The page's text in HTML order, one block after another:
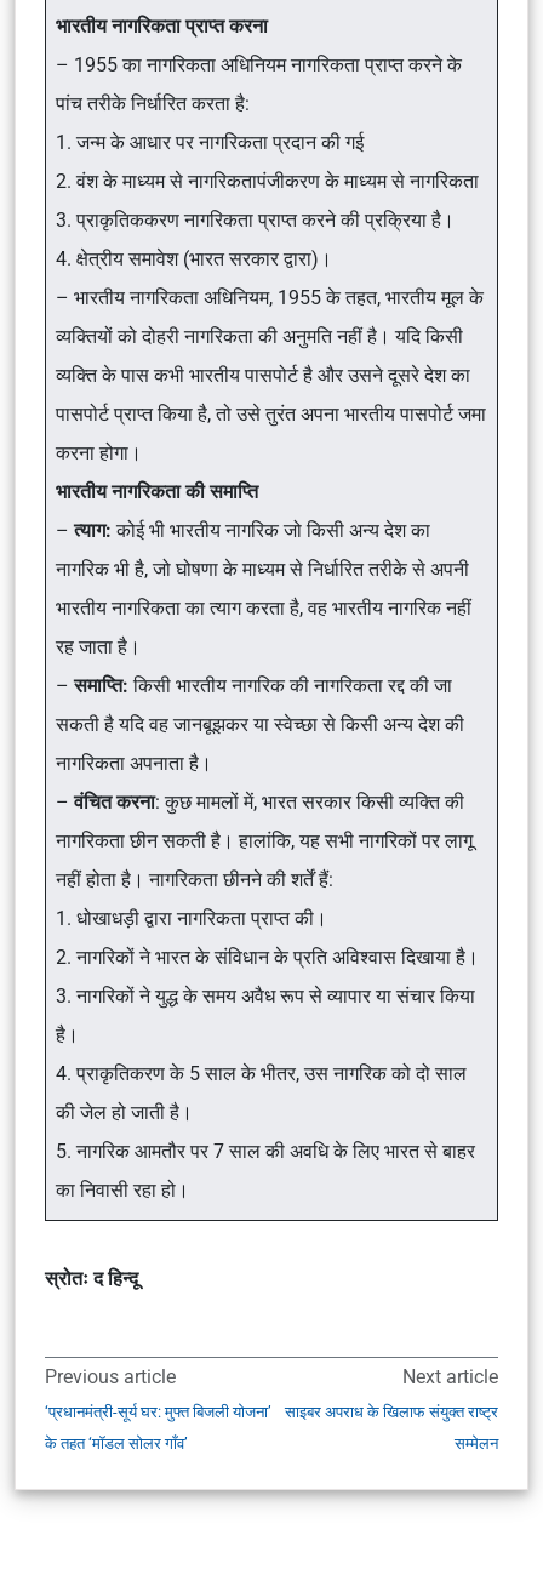
भारतीय नागरिकता प्राप्त करना
– 1955 का नागरिकता अधिनियम नागरिकता प्राप्त करने के
पांच तरीके निर्धारित करता है:
1. जन्म के आधार पर नागरिकता प्रदान की गई
2. वंश के माध्यम से नागरिकतापंजीकरण के माध्यम से नागरिकता
3. प्राकृतिककरण नागरिकता प्राप्त करने की प्रक्रिया है।
4. क्षेत्रीय समावेश (भारत सरकार द्वारा)।
– भारतीय नागरिकता अधिनियम, 1955 के तहत, भारतीय मूल के
व्यक्तियों को दोहरी नागरिकता की अनुमति नहीं है। यदि किसी
व्यक्ति के पास कभी भारतीय पासपोर्ट है और उसने दूसरे देश का
पासपोर्ट प्राप्त किया है, तो उसे तुरंत अपना भारतीय पासपोर्ट जमा
करना होगा।
भारतीय नागरिकता की समाप्ति
–त्याग: कोई भी भारतीय नागरिक जो किसी अन्य देश का
नागरिक भी है, जो घोषणा के माध्यम से निर्धारित तरीके से अपनी
भारतीय नागरिकता का त्याग करता है, वह भारतीय नागरिक नहीं
रह जाता है।
–समाप्ति: किसी भारतीय नागरिक की नागरिकता रद्द की जा
सकती है यदि वह जानबूझकर या स्वेच्छा से किसी अन्य देश की
नागरिकता अपनाता है।
–वंचित करना: कुछ मामलों में, भारत सरकार किसी व्यक्ति की
नागरिकता छीन सकती है। हालांकि, यह सभी नागरिकों पर लागू
नहीं होता है। नागरिकता छीनने की शर्तें हैं:
1. धोखाधड़ी द्वारा नागरिकता प्राप्त की।
2. नागरिकों ने भारत के संविधान के प्रति अविश्वास दिखाया है।
3. नागरिकों ने युद्ध के समय अवैध रूप से व्यापार या संचार किया
है।
4. प्राकृतिकरण के 5 साल के भीतर, उस नागरिक को दो साल
की जेल हो जाती है।
5. नागरिक आमतौर पर 7 साल की अवधि के लिए भारत से बाहर
का निवासी रहा हो।
स्रोतः द हिन्दू
Previous article
‘प्रधानमंत्री-सूर्य घर: मुफ्त बिजली योजना’
के तहत ‘मॉडल सोलर गाँव’
Next article
साइबर अपराध के खिलाफ संयुक्त राष्ट्र
सम्मेलन